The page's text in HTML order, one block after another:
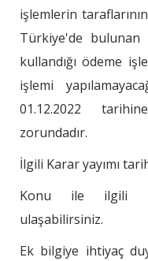
işlemlerin
Türkiye'de bulunan
kullandığı ödeme
işlemi
01.12.2022
zorundadır.
İlgili Karar yayımı
Konu ile ilgili
ulaşabilirsiniz.
Ek bilgiye ihtiyaç